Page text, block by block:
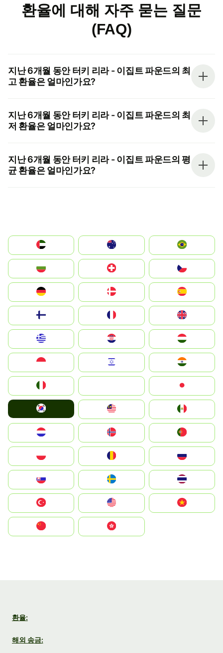
환율에 대해 자주 묻는 질문
(FAQ)
지난 6개월 동안 터키 리라 - 이집트 파운드의 최
고 환율은 얼마인가요?
지난 6개월 동안 터키 리라 - 이집트 파운드의 최
저 환율은 얼마인가요?
지난 6개월 동안 터키 리라 - 이집트 파운드의 평
균 환율은 얼마인가요?
الإمارات العربية المتحدة
Switzerland
Deutschland
United Kingdom
Magyarország
South Korea
United States
中國香港特別行政區
환율:
해외 송금: